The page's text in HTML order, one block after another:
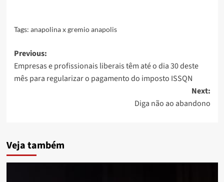
Tags: anapolina x gremio anapolis
Post
navigation
Previous:
Empresas e profissionais liberais têm até o dia 30 deste
mês para regularizar o pagamento do imposto ISSQN
Next:
Diga não ao abandono
Veja também